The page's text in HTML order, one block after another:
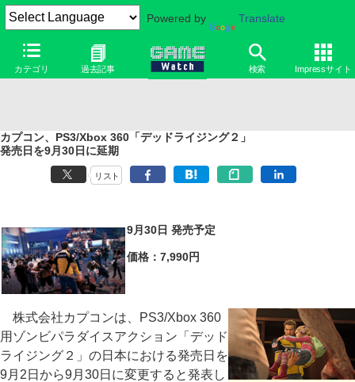
Powered by Translate
カテゴリ 過去記事 検索 Impressサイト
カプコン、PS3/Xbox 360「デッドライジング２」
発売日を9月30日に延期
リスト
9月30日 発売予定
価格：7,990円
株式会社カプコンは、PS3/Xbox 360
用ゾンビパラダイスアクション「デッド
ライジング２」の日本における発売日を
9月2日から9月30日に変更すると発表し